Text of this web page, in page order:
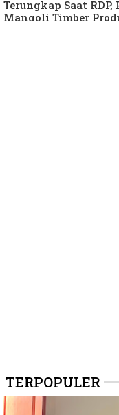
Terungkap Saat RDP,
Mangoli Timber
TERPOPULER